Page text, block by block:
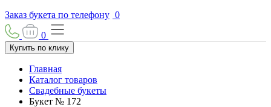
Заказ букета по телефону 0
0
Купить по клику
Главная
Каталог товаров
Свадебные букеты
Букет № 172